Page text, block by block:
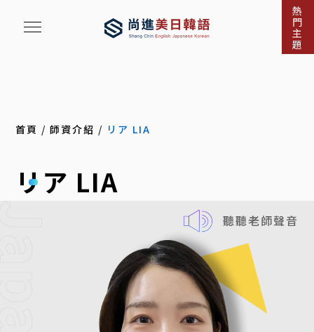
熱
門
主
題
首頁 /師資介紹 / リア LIA
リア LIA
聽聽老師聲音